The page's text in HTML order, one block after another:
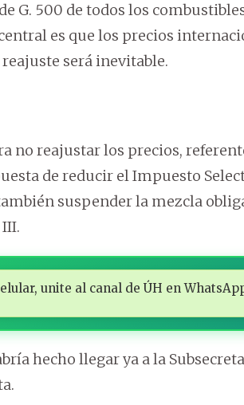
G. 500 de todos los
es que los precios
será inevitable.
no reajustar los precios,
de reducir el Impuesto
suspender la mezcla
unite al canal de ÚH en
hecho llegar ya a la